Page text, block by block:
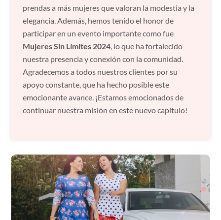
prendas a más mujeres que valoran la modestia y la
elegancia. Además, hemos tenido el honor de
participar en un evento importante como fue
Mujeres Sin Límites 2024, lo que ha fortalecido
nuestra presencia y conexión con la comunidad.
Agradecemos a todos nuestros clientes por su
apoyo constante, que ha hecho posible este
emocionante avance. ¡Estamos emocionados de
continuar nuestra misión en este nuevo capítulo!